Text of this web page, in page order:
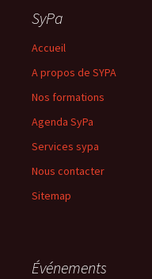
SyPa
Accueil
A propos de SYPA
Nos formations
Agenda SyPa
Services sypa
Nous contacter
Sitemap
Événements